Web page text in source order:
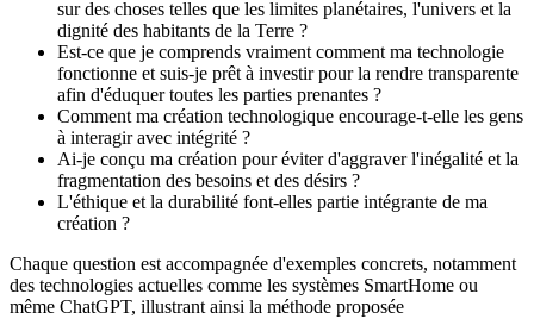
sur des choses telles que les limites planétaires, l'univers et la
dignité des habitants de la Terre ?
Est-ce que je comprends vraiment comment ma technologie
fonctionne et suis-je prêt à investir pour la rendre transparente
afin d'éduquer toutes les parties prenantes ?
Comment ma création technologique encourage-t-elle les gens
à interagir avec intégrité ?
Ai-je conçu ma création pour éviter d'aggraver l'inégalité et la
fragmentation des besoins et des désirs ?
L'éthique et la durabilité font-elles partie intégrante de ma
création ?
Chaque question est accompagnée d'exemples concrets, notamment
des technologies actuelles comme les systèmes SmartHome ou
même ChatGPT, illustrant ainsi la méthode proposée